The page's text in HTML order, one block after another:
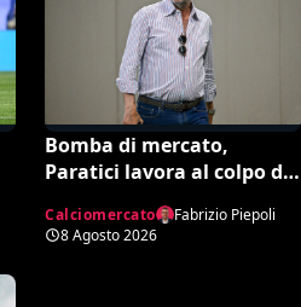
Bomba di mercato,
Paratici lavora al colpo da
a un grosso esborso
economico”
Calciomercato
Fabrizio Piepoli
8 Agosto 2026